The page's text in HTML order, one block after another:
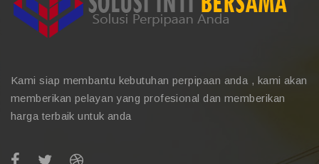
Kami siap membantu kebutuhan perpipaan anda , kami akan
memberikan pelayan yang profesional dan memberikan
harga terbaik untuk anda